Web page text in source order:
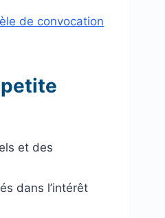
de convocation
et des
dans l’intérêt